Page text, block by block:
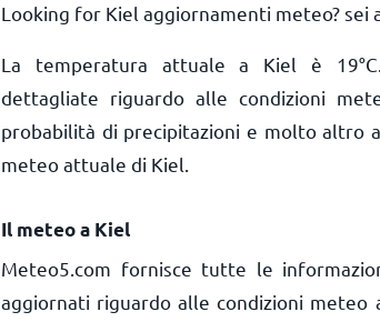
Looking for Kiel aggiornamenti meteo?
La temperatura attuale a Kiel è 19°C
dettagliate riguardo alle condizioni
probabilità di precipitazioni e molto altro
meteo attuale di Kiel.
Il meteo a Kiel
Meteo5.com fornisce tutte le
aggiornati riguardo alle condizioni meteo